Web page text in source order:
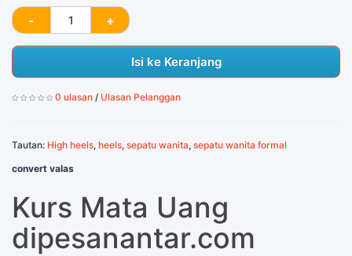
Isi ke Keranjang
0 ulasan / Ulasan Pelanggan
Tautan: High heels, heels, sepatu wanita, sepatu wanita formal
convert valas
Kurs Mata Uang
dipesanantar.com